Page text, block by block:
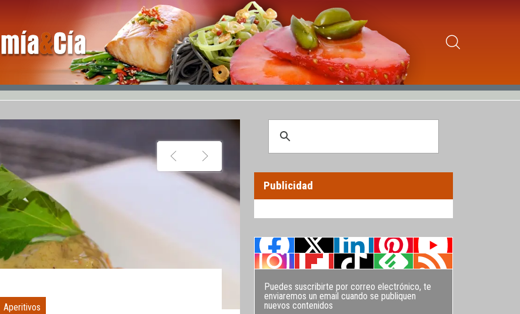
Aperitivos
Publicidad
Puedes suscribirte por correo electrónico, te
enviaremos un email cuando se publiquen
nuevos contenidos